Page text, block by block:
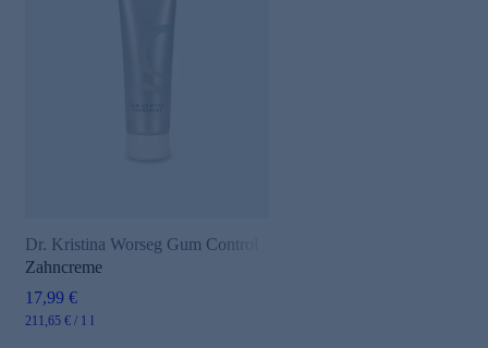
Dr. Kristina Worseg Gum Control
Zahncreme
17,99 €
211,65 € / 1 l